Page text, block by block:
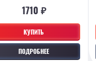
КУПИТЬ
ПОДРОБНЕЕ
1710 ₽